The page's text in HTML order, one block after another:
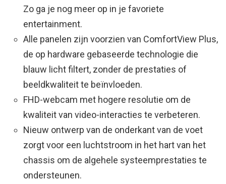
Zo ga je nog meer op in je favoriete
entertainment.
Alle panelen zijn voorzien van ComfortView Plus,
de op hardware gebaseerde technologie die
blauw licht filtert, zonder de prestaties of
beeldkwaliteit te beïnvloeden.
FHD-webcam met hogere resolutie om de
kwaliteit van video-interacties te verbeteren.
Nieuw ontwerp van de onderkant van de voet
zorgt voor een luchtstroom in het hart van het
chassis om de algehele systeemprestaties te
ondersteunen.